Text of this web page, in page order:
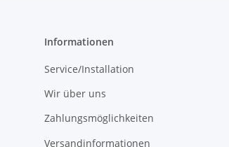
Informationen
Service/Installation
Wir über uns
Zahlungsmöglichkeiten
Versandinformationen